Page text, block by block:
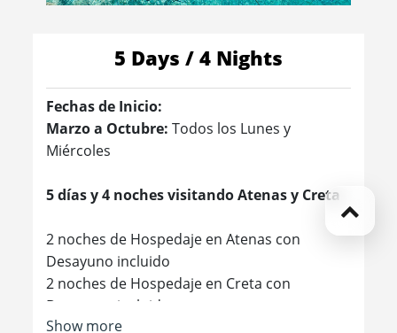
5 Days / 4 Nights
Fechas de Inicio:
Marzo a Octubre: Todos los Lunes y
Miércoles
5 días y 4 noches visitando Atenas y Creta
2 noches de Hospedaje en Atenas con
Desayuno incluido
2 noches de Hospedaje en Creta con
Desayuno incluido
Show more